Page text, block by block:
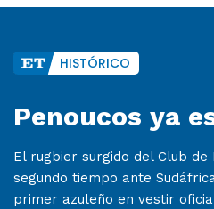
HISTÓRICO
Penoucos ya
El rugbier surgido del Club de
segundo tiempo ante
primer azuleño en vestir